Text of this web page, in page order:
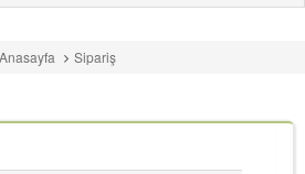
Anasayfa Sipariş